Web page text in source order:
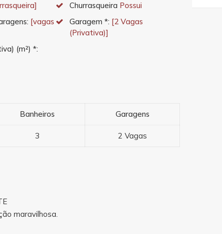
Churrasqueira Possui
[vagas
Garagem *: [2 Vagas
(Privativa)]
(m²) *:
Banheiros Garagens
3 2 Vagas
maravilhosa.